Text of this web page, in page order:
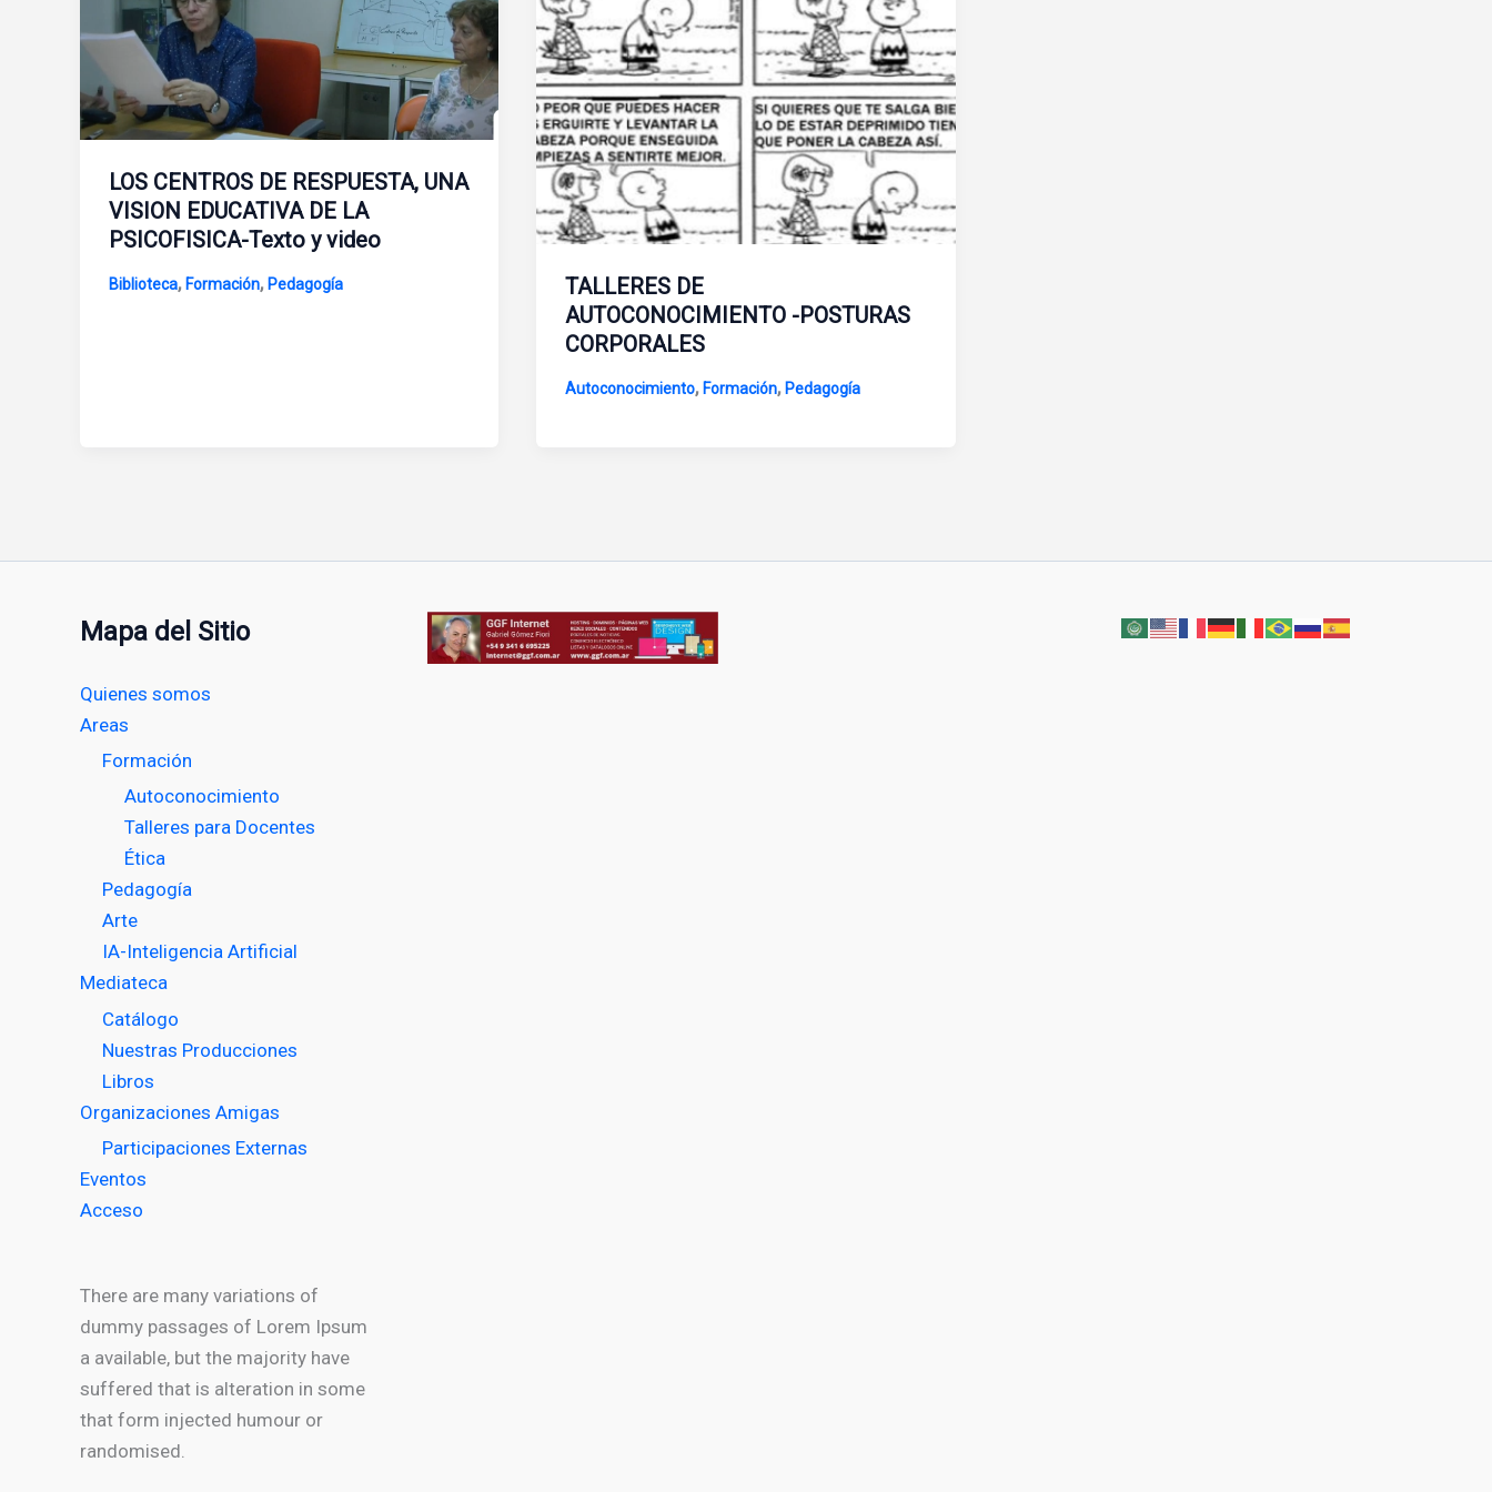
LOS CENTROS DE RESPUESTA, UNA
VISION EDUCATIVA DE LA
PSICOFISICA-Texto y video
Biblioteca, Formación, Pedagogía
TALLERES DE
AUTOCONOCIMIENTO -POSTURAS
CORPORALES
Autoconocimiento, Formación, Pedagogía
Mapa del Sitio
Quienes somos
Areas
Formación
Autoconocimiento
Talleres para Docentes
Ética
Pedagogía
Arte
IA-Inteligencia Artificial
Mediateca
Catálogo
Nuestras Producciones
Libros
Organizaciones Amigas
Participaciones Externas
Eventos
Acceso
There are many variations of
dummy passages of Lorem Ipsum
a available, but the majority have
suffered that is alteration in some
that form injected humour or
randomised.